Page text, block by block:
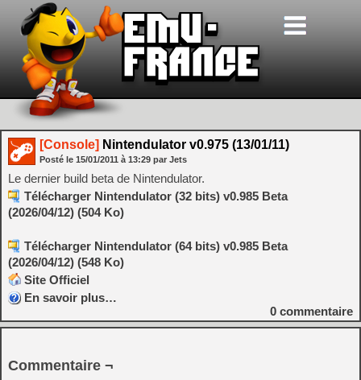
[Console] Nintendulator v0.975 (13/01/11)
Posté le 15/01/2011 à 13:29 par Jets
Le dernier build beta de Nintendulator.
Télécharger Nintendulator (32 bits) v0.985 Beta
(2026/04/12) (504 Ko)
Télécharger Nintendulator (64 bits) v0.985 Beta
(2026/04/12) (548 Ko)
Site Officiel
En savoir plus…
0 commentaire
Commentaire ¬